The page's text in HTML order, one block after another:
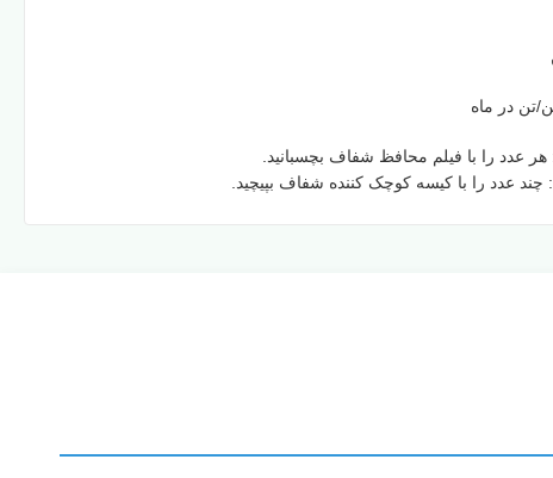
عدد را با فیلم محافظ شفاف بچسبانید.
چند عدد را با کیسه کوچک کننده شفاف بپیچید.